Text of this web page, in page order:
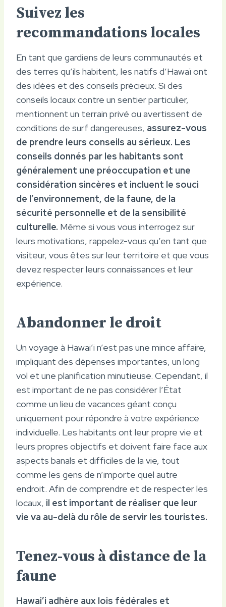
Suivez les
recommandations locales
En tant que gardiens de leurs communautés et
des terres qu’ils habitent, les natifs d’Hawaï ont
des idées et des conseils précieux. Si des
conseils locaux contre un sentier particulier,
mentionnent un terrain privé ou avertissent de
conditions de surf dangereuses, assurez-vous
de prendre leurs conseils au sérieux. Les
conseils donnés par les habitants sont
généralement une préoccupation et une
considération sincères et incluent le souci
de l’environnement, de la faune, de la
sécurité personnelle et de la sensibilité
culturelle. Même si vous vous interrogez sur
leurs motivations, rappelez-vous qu’en tant que
visiteur, vous êtes sur leur territoire et que vous
devez respecter leurs connaissances et leur
expérience.
Abandonner le droit
Un voyage à Hawai’i n’est pas une mince affaire,
impliquant des dépenses importantes, un long
vol et une planification minutieuse. Cependant, il
est important de ne pas considérer l’État
comme un lieu de vacances géant conçu
uniquement pour répondre à votre expérience
individuelle. Les habitants ont leur propre vie et
leurs propres objectifs et doivent faire face aux
aspects banals et difficiles de la vie, tout
comme les gens de n’importe quel autre
endroit. Afin de comprendre et de respecter les
locaux, il est important de réaliser que leur
vie va au-delà du rôle de servir les touristes.
Tenez-vous à distance de la
faune
Hawai’i adhère aux lois fédérales et